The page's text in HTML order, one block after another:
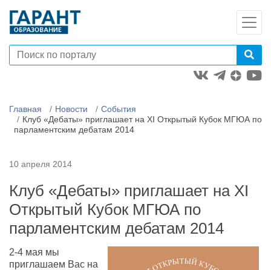
Главная Новости
События
Клуб «Дебаты» приглашает на XI Открытый Кубок МГЮА по
парламентским дебатам 2014
10 апреля 2014
Клуб «Дебаты» приглашает на XI
Открытый Кубок МГЮА по
парламентским дебатам 2014
2-4 мая мы
приглашаем Вас на